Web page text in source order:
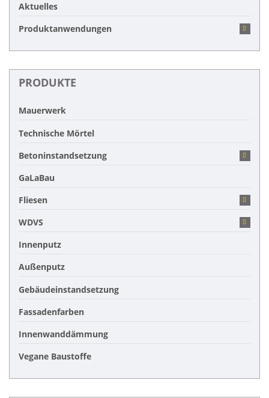
Aktuelles
Produktanwendungen
PRODUKTE
Mauerwerk
Technische Mörtel
Betoninstandsetzung
GaLaBau
Fliesen
WDVS
Innenputz
Außenputz
Gebäudeinstandsetzung
Fassadenfarben
Innenwanddämmung
Vegane Baustoffe